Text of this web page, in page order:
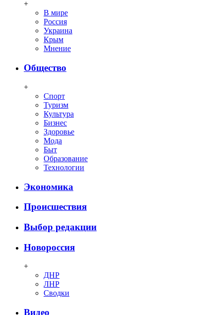
+
В мире
Россия
Украина
Крым
Мнение
Общество
+
Спорт
Туризм
Культура
Бизнес
Здоровье
Мода
Быт
Образование
Технологии
Экономика
Происшествия
Выбор редакции
Новороссия
+
ДНР
ЛНР
Сводки
Видео